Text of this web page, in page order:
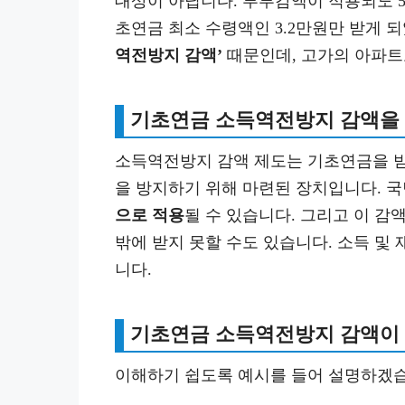
초연금 최소 수령액인 3.2만원만 받게
역전방지 감액’ 때문인데, 고가의 아파
기초연금 소득역전방지 감액
소득역전방지 감액 제도는 기초연금을
을 방지하기 위해 마련된 장치입니다.
으로 적용될 수 있습니다. 그리고 이 감
밖에 받지 못할 수도 있습니다. 소득 및
니다.
기초연금 소득역전방지 감액
이해하기 쉽도록 예시를 들어 설명하겠